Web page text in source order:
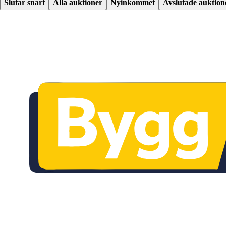
Slutar snart Alla auktioner Nyinkommet Avslutade